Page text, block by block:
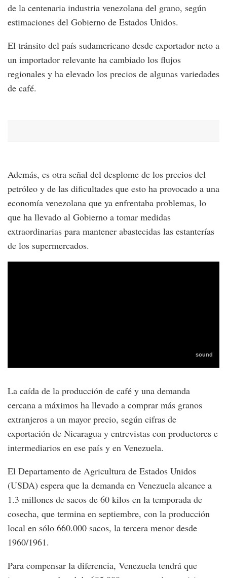
de la centenaria industria venezolana del grano, según
estimaciones del Gobierno de Estados Unidos.
El tránsito del país sudamericano desde exportador neto a
un importador relevante ha cambiado los flujos
regionales y ha elevado los precios de algunas variedades
de café.
Además, es otra señal del desplome de los precios del
petróleo y de las dificultades que esto ha provocado a una
economía venezolana que ya enfrentaba problemas, lo
que ha llevado al Gobierno a tomar medidas
extraordinarias para mantener abastecidas las estanterías
de los supermercados.
La caída de la producción de café y una demanda
cercana a máximos ha llevado a comprar más granos
extranjeros a un mayor precio, según cifras de
exportación de Nicaragua y entrevistas con productores e
intermediarios en ese país y en Venezuela.
El Departamento de Agricultura de Estados Unidos
(USDA) espera que la demanda en Venezuela alcance a
1.3 millones de sacos de 60 kilos en la temporada de
cosecha, que termina en septiembre, con la producción
local en sólo 660.000 sacos, la tercera menor desde
1960/1961.
Para compensar la diferencia, Venezuela tendrá que